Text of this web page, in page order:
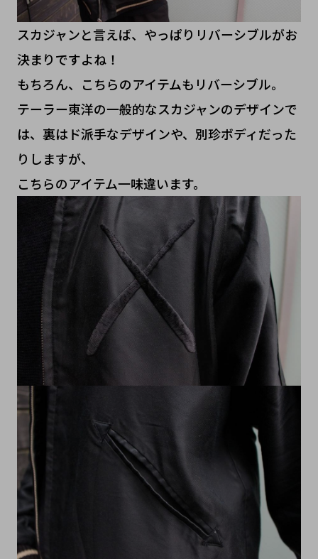
スカジャンと言えば、やっぱりリバーシブルがお
決まりですよね！
もちろん、こちらのアイテムもリバーシブル。
テーラー東洋の一般的なスカジャンのデザインで
は、裏はド派手なデザインや、別珍ボディだった
りしますが、
こちらのアイテム一味違います。